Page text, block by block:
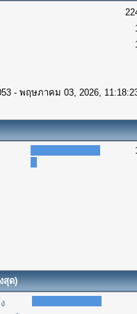
- พฤษภาคม 03, 2026,
สุด)